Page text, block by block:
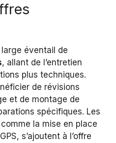
large éventail de
, allant de l’entretien
plus techniques.
de révisions
et de montage de
spécifiques. Les
la mise en place
s’ajoutent à l’offre